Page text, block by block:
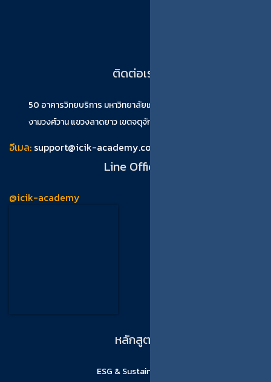
ติดต่อเรา
50 อาคารวิทยบริการ มหาวิทยาลัยเกษตรศาสตร์(บางเขน) ถนน
งามวงศ์วาน แขวงลาดยาว เขตจตุจักร กรุงเทพมหานคร 10900
อีเมล: support@icik-academy.com
Line Official
@icik-academy
หลักสูตร
ESG & Sustainability